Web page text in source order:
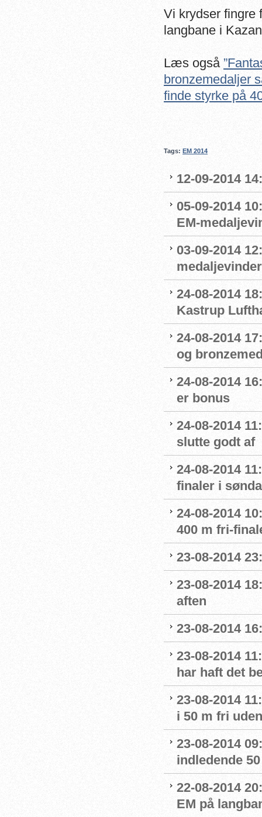
Vi krydser fingre
langbane i
Læs også
bronzemedaljer
finde styrke på
Tags: EM 2014
12-09-2014
05-09-2014
EM-
03-09-2014
24-08-2014
Kastrup
24-08-2014
og
24-08-2014
er bonus
24-08-2014
slutte godt af
24-08-2014
finaler i
24-08-2014
400 m fri-
23-08-2014
23-08-2014
aften
23-08-2014
23-08-2014
har haft det
23-08-2014
i 50 m fri
23-08-2014
indledende
22-08-2014
EM på